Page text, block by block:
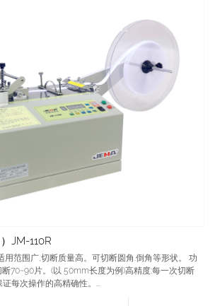
JM-110R
用范围广,切断质量高。可切断圆角.倒角等形状。 功
70~90片。(以 50mm长度为例)高精度:每一次切断
每次操作的高精确性。...